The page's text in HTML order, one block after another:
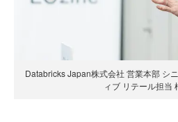
Databricks Japan株式会社 営業本部 シ
ィブ リテール担当